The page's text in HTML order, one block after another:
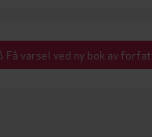
Få varsel ved ny bok av